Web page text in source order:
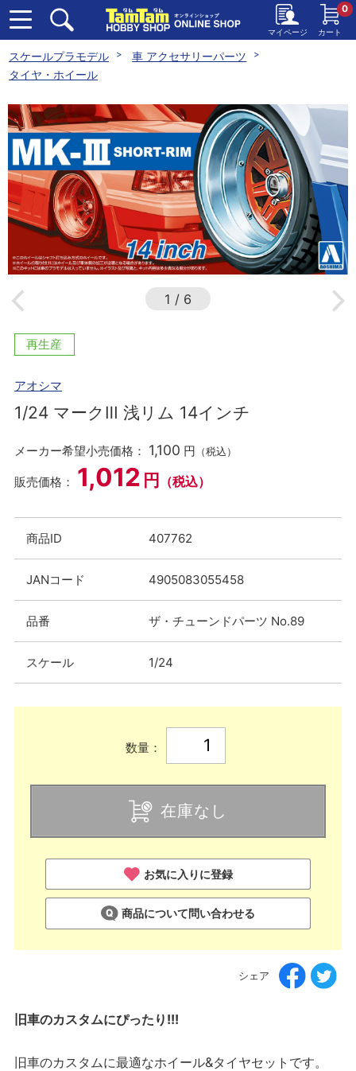
マイページ カート
0
スケールプラモデル
車 アクセサリーパーツ
タイヤ・ホイール
1 / 6
再生産
アオシマ
1/24 マークⅢ 浅リム 14インチ
メーカー希望小売価格： 1,100 円 （税込）
販売価格： 1,012 円 （税込）
商品ID 407762
JANコード 4905083055458
品番 ザ・チューンドパーツ No.89
スケール 1/24
数量：
在庫なし
お気に入りに登録
商品について問い合わせる
シェア
旧車のカスタムにぴったり!!!
旧車のカスタムに最適なホイール&タイヤセットです。